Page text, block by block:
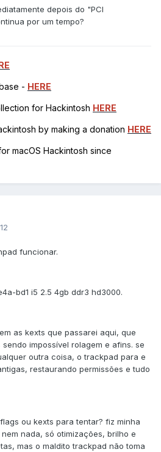
depois do "PCI
por um tempo?
- HERE
for Hackintosh HERE
by making a donation HERE
macOS Hackintosh since
funcionar.
bd1 i5 2.5 4gb ddr3 hd3000.
as kexts que passarei aqui, que
impossível rolagem e afins. se
outra coisa, o trackpad para e
restaurando permissões e tudo
ou kexts para tentar? fiz minha
nada, só otimizações, brilho e
mas o maldito trackpad não toma